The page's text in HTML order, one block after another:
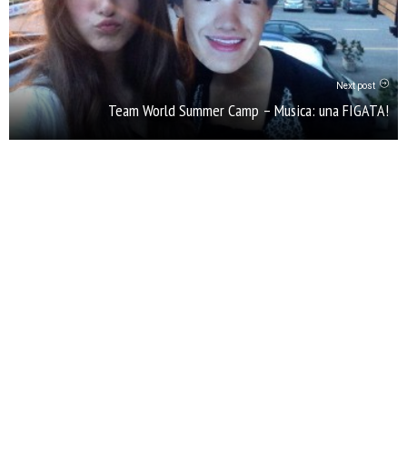
Next post
Team World Summer Camp – Musica: una FIGATA!